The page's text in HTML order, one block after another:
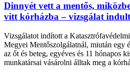
Dinnyét vett a mentős,
vitt kórházba – vizsgálat indult
Vizsgálatot indított a
Megyei Mentőszolgálatnál, miután egy
az őt és beteg, egyéves és 11 hónapos
munkatársai vásárolni álltak meg a